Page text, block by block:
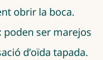
obrir la boca.
poden ser marejos
d’oïda tapada.